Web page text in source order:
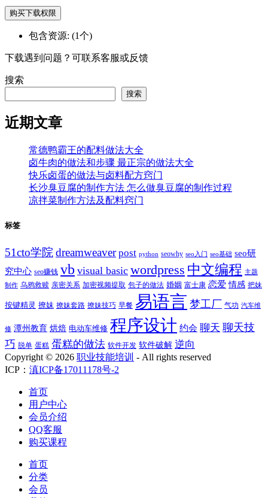
购买下载权限
包含资源: (1个)
下载遇到问题？可联系客服或反馈
搜索
搜索
近期文章
常德鸭霸王的配料做法大全
卤牛肉的做法和步骤 最正宗的做法大全
快乐卤蛋的做法与卤料配方窍门
长沙臭豆腐的制作方法 怎么做臭豆腐的制作过程
凉拌菜制作方法及配料窍门
标签
51cto学院dreamweaver post python seowhy seo入门 seo基础 seo研
究中心 seo赚钱 vb visual basic wordpress 中文编程 主题
制作 乌鸦救赎 亲密关系 加密视频提取 包子的做法 婚姻 富士康 恋爱 情感 把妹
按键精灵 撩妹 撩妹套路 撩妹技巧 早餐 易语言 梦工厂 气功 汽车维
修 潭州教育 烘焙 电动车维修 程序设计 约会 聊天 聊天技
巧 脱单 蛋糕 蛋糕的做法 软件开发 软件破解 逆向
Copyright © 2026 职业技能培训 - All rights reserved
ICP： 滇ICP备17011178号-2
首页
用户中心
会员介绍
QQ客服
购买课程
首页
分类
会员